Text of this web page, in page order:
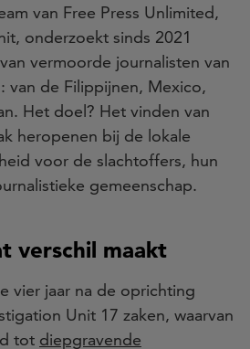
van Free Press Unlimited,
onderzoekt sinds 2021
vermoorde journalisten van
van de Filippijnen, Mexico,
Het doel? Het vinden van
heropenen bij de lokale
voor de slachtoffers, hun
gemeenschap.
verschil maakt
vier jaar na de oprichting
Unit 17 zaken, waarvan
tot diepgravende